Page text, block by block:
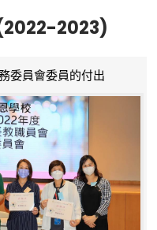
2023)
委員會委員的付出